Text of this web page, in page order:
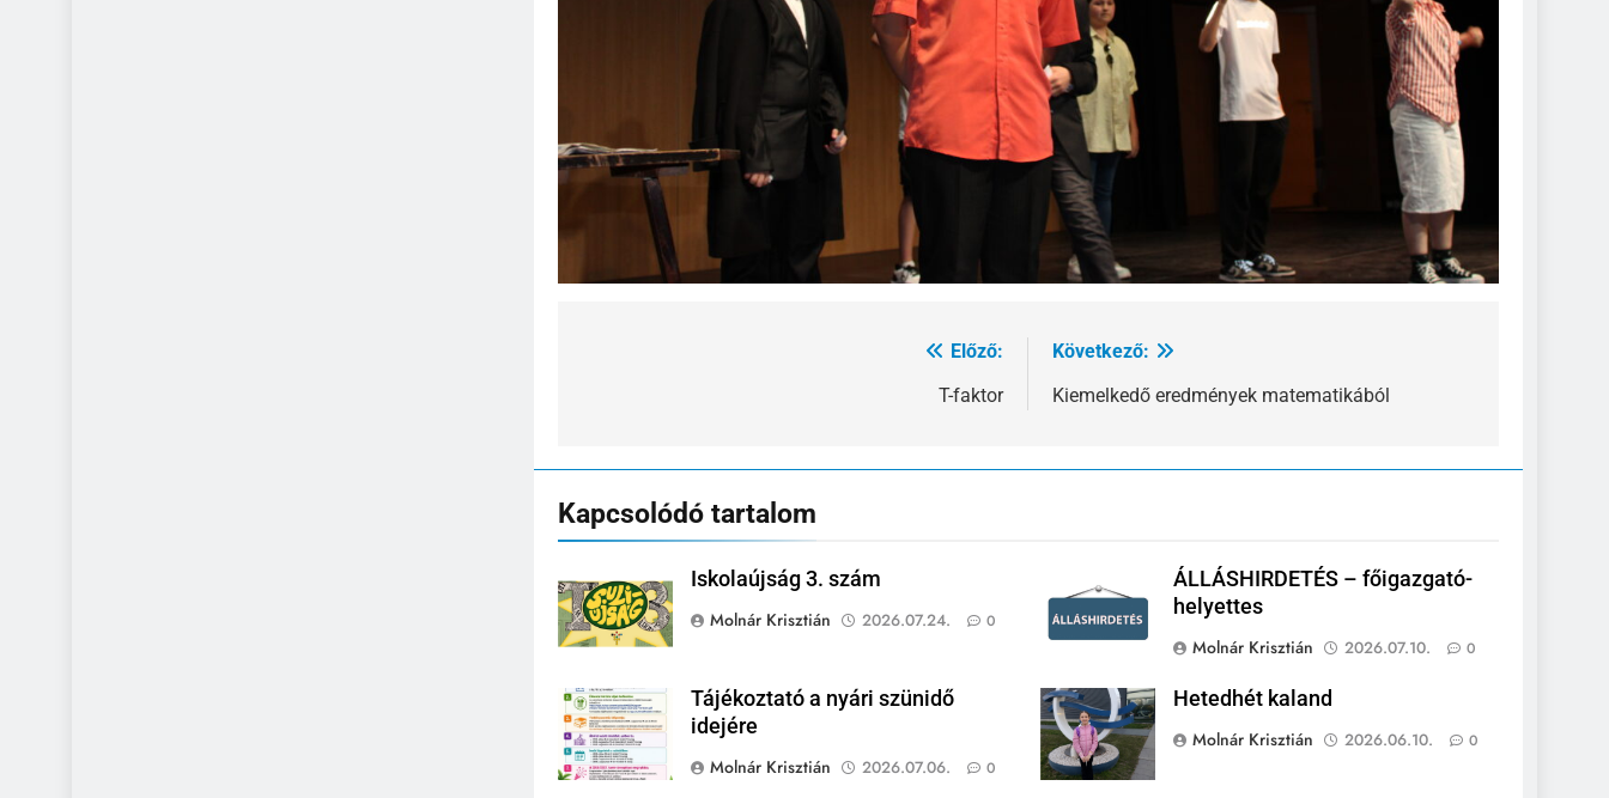
Előző:
T-faktor
Következő:
Kiemelkedő eredmények matematikából
Kapcsolódó tartalom
Iskolaújság 3. szám
Molnár Krisztián
2026.07.24. 0
ÁLLÁSHIRDETÉS – főigazgató-
helyettes
Molnár Krisztián
2026.07.10. 0
Tájékoztató a nyári szünidő
idejére
Molnár Krisztián
2026.07.06. 0
Hetedhét kaland
Molnár Krisztián
2026.06.10. 0